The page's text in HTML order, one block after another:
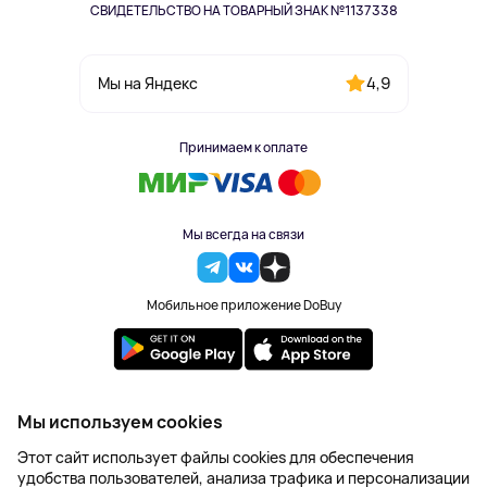
СВИДЕТЕЛЬСТВО НА ТОВАРНЫЙ ЗНАК №1137338
Мы на Яндекс 4,9
Принимаем к оплате
Мы всегда на связи
Мобильное приложение DoBuy
2023-2026 © DoBuy. Все права защищены
Правила обработки персональных данных
Пользовательское соглашение
Оферта
Мы используем cookies
Этот сайт использует файлы cookies для обеспечения
удобства пользователей, анализа трафика и персонализации